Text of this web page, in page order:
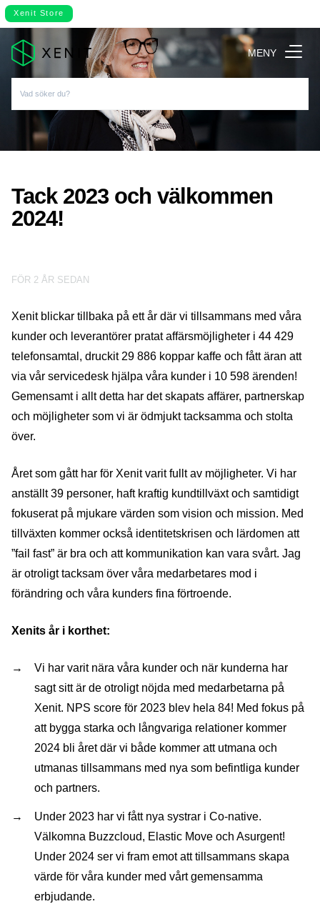
Xenit Store
MENY
Tack 2023 och välkommen
2024!
FÖR 2 ÅR SEDAN
Xenit blickar tillbaka på ett år där vi tillsammans med våra
kunder och leverantörer pratat affärsmöjligheter i 44 429
telefonsamtal, druckit 29 886 koppar kaffe och fått äran att
via vår servicedesk hjälpa våra kunder i 10 598 ärenden!
Gemensamt i allt detta har det skapats affärer, partnerskap
och möjligheter som vi är ödmjukt tacksamma och stolta
över.
Året som gått har för Xenit varit fullt av möjligheter. Vi har
anställt 39 personer, haft kraftig kundtillväxt och samtidigt
fokuserat på mjukare värden som vision och mission. Med
tillväxten kommer också identitetskrisen och lärdomen att
”fail fast” är bra och att kommunikation kan vara svårt. Jag
är otroligt tacksam över våra medarbetares mod i
förändring och våra kunders fina förtroende.
Xenits år i korthet:
Vi har varit nära våra kunder och när kunderna har
sagt sitt är de otroligt nöjda med medarbetarna på
Xenit. NPS score för 2023 blev hela 84! Med fokus på
att bygga starka och långvariga relationer kommer
2024 bli året där vi både kommer att utmana och
utmanas tillsammans med nya som befintliga kunder
och partners.
Under 2023 har vi fått nya systrar i Co-native.
Välkomna Buzzcloud, Elastic Move och Asurgent!
Under 2024 ser vi fram emot att tillsammans skapa
värde för våra kunder med vårt gemensamma
erbjudande.